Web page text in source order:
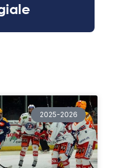
2025-2026